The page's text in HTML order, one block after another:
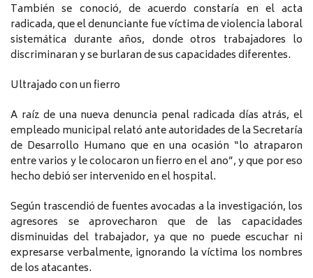
También se conoció, de acuerdo constaría en el acta
radicada, que el denunciante fue víctima de violencia laboral
sistemática durante años, donde otros trabajadores lo
discriminaran y se burlaran de sus capacidades diferentes.
Ultrajado con un fierro
A raíz de una nueva denuncia penal radicada días atrás, el
empleado municipal relató ante autoridades de la Secretaría
de Desarrollo Humano que en una ocasión “lo atraparon
entre varios y le colocaron un fierro en el ano”, y que por eso
hecho debió ser intervenido en el hospital.
Según trascendió de fuentes avocadas a la investigación, los
agresores se aprovecharon que de las capacidades
disminuidas del trabajador, ya que no puede escuchar ni
expresarse verbalmente, ignorando la víctima los nombres
de los atacantes.